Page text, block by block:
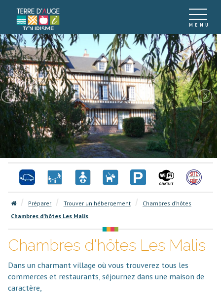
Préparer Trouver un hébergement
Chambres d’hôtes
Chambres d'hôtes Les Malis
Chambres d'hôtes Les Malis
Dans un charmant village où vous trouverez tous les
commerces et restaurants, séjournez dans une maison de
caractère,